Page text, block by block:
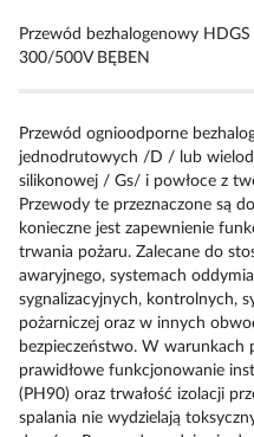
Przewód bezhalogenowy
300/500V BĘBEN
Przewód ognioodporne
jednodrutowych /D / lub
silikonowej / Gs/ i powłoce z
Przewody te przeznaczone są
konieczne jest zapewnienie
trwania pożaru. Zalecane do
awaryjnego, systemach
sygnalizacyjnych, kontrolnych,
pożarniczej oraz w innych
bezpieczeństwo. W warunkach
prawidłowe funkcjonowanie
(PH90) oraz trwałość izolacji
spalania nie wydzielają